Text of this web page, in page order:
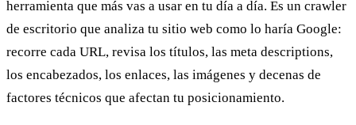
herramienta que más vas a usar en tu día a día. Es un crawler
de escritorio que analiza tu sitio web como lo haría Google:
recorre cada URL, revisa los títulos, las meta descriptions,
los encabezados, los enlaces, las imágenes y decenas de
factores técnicos que afectan tu posicionamiento.